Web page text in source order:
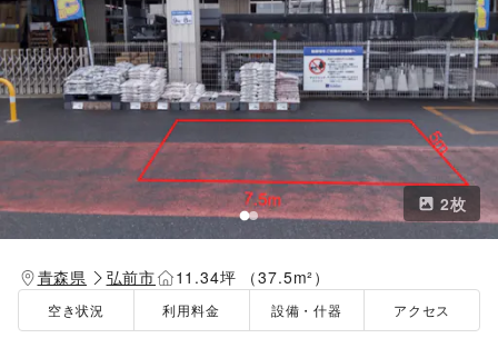
2枚
青森県 弘前市 11.34坪 （37.5m²）
空き状況 利用料金 設備・什器 アクセス